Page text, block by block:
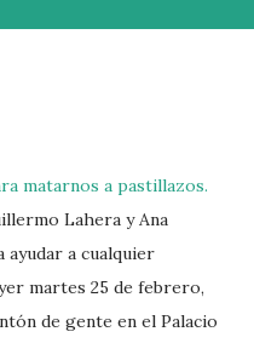
matarnos a pastillazos.
Lahera y Ana
ayudar a cualquier
martes 25 de febrero,
de gente en el Palacio